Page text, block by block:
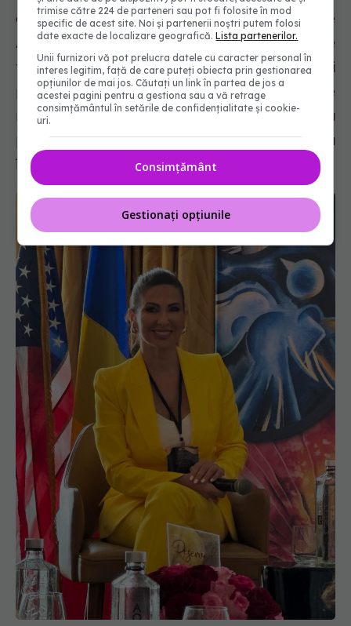
cancerul mamar, program susținut de
Academia Medicală Română, colaborează de
foarte mulți ani cu o echipă de medici, chirurgi
plasticieni, medici specializați în boli de
metabolism și de nutriție, toți puși în slujba
pacienților, din dorința de a reda acestora
încrederea în sine.
trimise către 224 de parteneri sau pot fi folosite în mod
specific de acest site. Noi și partenerii noștri putem folosi
date exacte de localizare geografică.Lista partenerilor.
Unii furnizori vă pot prelucra datele cu caracter personal în
interes legitim, față de care puteți obiecta prin gestionarea
opțiunilor de mai jos. Căutați un link în partea de jos a
acestei pagini pentru a gestiona sau a vă retrage
consimțământul în setările de confidențialitate și cookie-
uri.
Consimțământ
Gestionați opțiunile